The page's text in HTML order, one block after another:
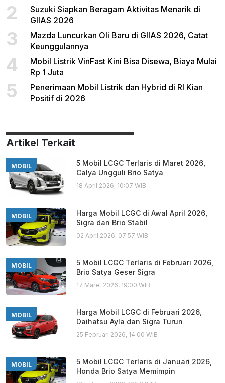
2
Suzuki Siapkan Beragam Aktivitas Menarik di
GIIAS 2026
3
Mazda Luncurkan Oli Baru di GIIAS 2026, Catat
Keunggulannya
4
Mobil Listrik VinFast Kini Bisa Disewa, Biaya Mulai
Rp 1 Juta
5
Penerimaan Mobil Listrik dan Hybrid di RI Kian
Positif di 2026
Artikel Terkait
MOBIL
5 Mobil LCGC Terlaris di Maret 2026,
Calya Ungguli Brio Satya
18 April 2026, 10:07 WIB
MOBIL
Harga Mobil LCGC di Awal April 2026,
Sigra dan Brio Stabil
02 April 2026, 07:57 WIB
MOBIL
5 Mobil LCGC Terlaris di Februari 2026,
Brio Satya Geser Sigra
17 Maret 2026, 19:00 WIB
MOBIL
Harga Mobil LCGC di Februari 2026,
Daihatsu Ayla dan Sigra Turun
25 Februari 2026, 14:00 WIB
MOBIL
5 Mobil LCGC Terlaris di Januari 2026,
Honda Brio Satya Memimpin